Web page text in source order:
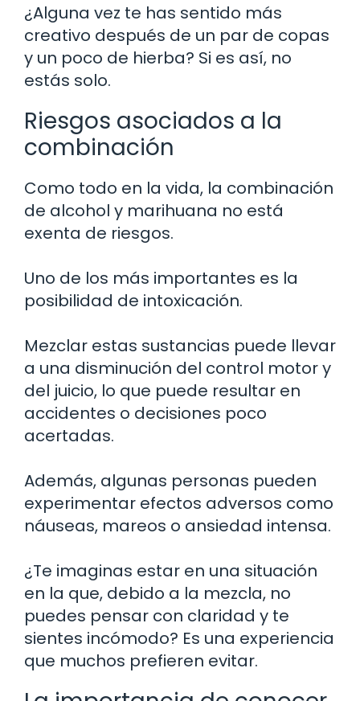
¿Alguna vez te has sentido más
creativo después de un par de copas
y un poco de hierba? Si es así, no
estás solo.
Riesgos asociados a la
combinación
Como todo en la vida, la combinación
de alcohol y marihuana no está
exenta de riesgos.
Uno de los más importantes es la
posibilidad de intoxicación.
Mezclar estas sustancias puede llevar
a una disminución del control motor y
del juicio, lo que puede resultar en
accidentes o decisiones poco
acertadas.
Además, algunas personas pueden
experimentar efectos adversos como
náuseas, mareos o ansiedad intensa.
¿Te imaginas estar en una situación
en la que, debido a la mezcla, no
puedes pensar con claridad y te
sientes incómodo? Es una experiencia
que muchos prefieren evitar.